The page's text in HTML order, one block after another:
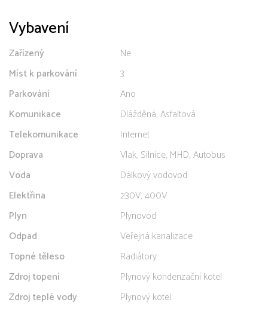
Vybavení
Zařízený
Ne
Míst k parkování
3
Parkování
Ano
Komunikace
Dlážděná, Asfaltová
Telekomunikace
Internet
Doprava
Vlak, Silnice, MHD, Autobus
Voda
Dálkový vodovod
Elektřina
230V, 400V
Plyn
Plynovod
Odpad
Veřejná kanalizace
Topné těleso
Radiátory
Zdroj topení
Plynový kondenzační kotel
Zdroj teplé vody
Plynový kotel